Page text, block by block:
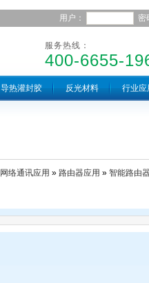
用户： 密
服务热线：
400-6655-
导热灌封胶 反光材料 行业应
网络通讯应用 » 路由器应用 » 智能路由